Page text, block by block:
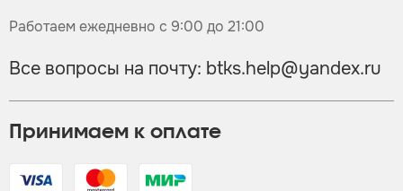
Принимаем к оплате
Работаем ежедневно с 9:00 до 21:00
Все вопросы на почту: btks.help@yandex.ru